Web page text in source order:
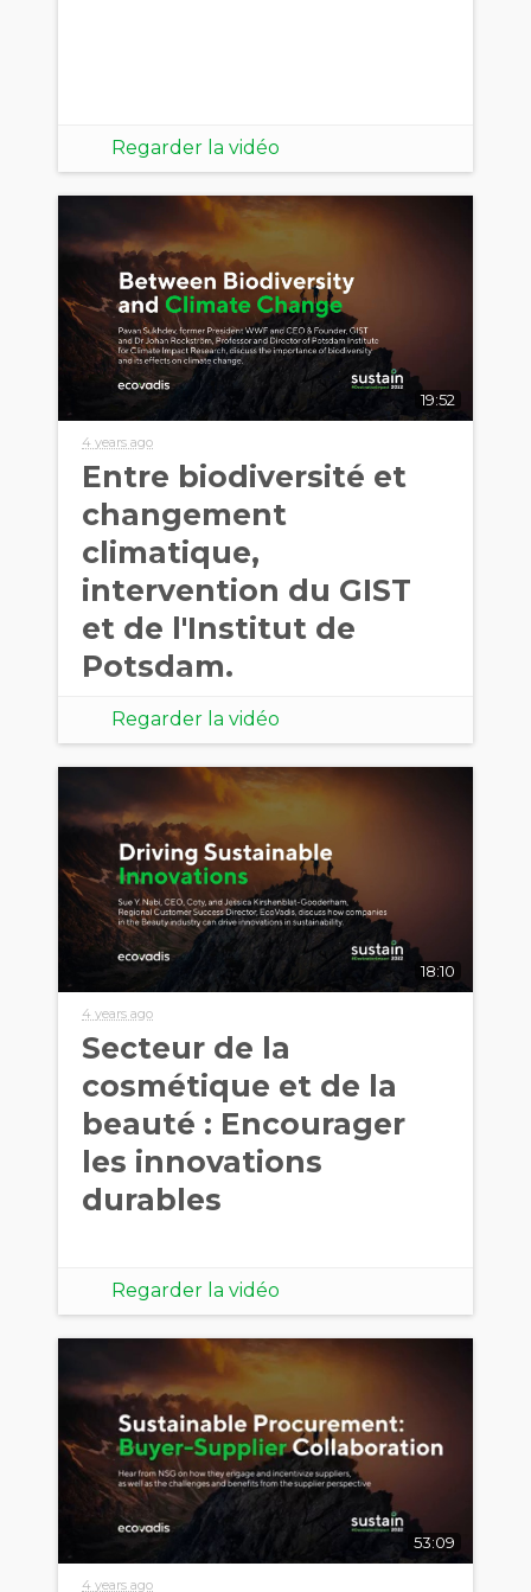
Regarder la vidéo
19:52
4 years ago
Entre biodiversité et
changement
climatique,
intervention du GIST
et de l'Institut de
Potsdam.
Regarder la vidéo
18:10
4 years ago
Secteur de la
cosmétique et de la
beauté : Encourager
les innovations
durables
Regarder la vidéo
53:09
4 years ago